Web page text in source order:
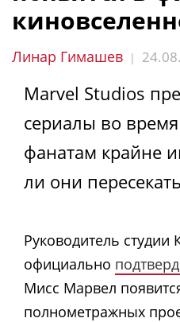
Линар Гимашев |
Marvel Studios
сериалы во
фанатам крайне
ли они
Руководитель студии
официально
Мисс Марвел
полнометражных